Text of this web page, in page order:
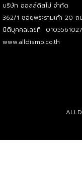
บริษัท ออลล์ดิสโม่ จำกัด
362/1 ซอยพระรามเก้า 20
นิติบุคคลเลขที่
www.alldismo.co.th